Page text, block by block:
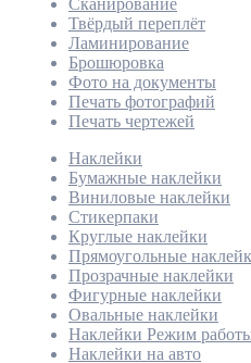
Сканирование
Твёрдый переплёт
Ламинирование
Брошюровка
Фото на документы
Печать фотографий
Печать чертежей
Наклейки
Бумажные наклейки
Виниловые наклейки
Стикерпаки
Круглые наклейки
Прямоугольные
Прозрачные наклейки
Фигурные наклейки
Овальные наклейки
Наклейки Режим
Наклейки на авто